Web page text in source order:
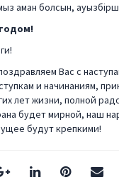
аман болсын,
Вас с
и начинаниям,
лет жизни, полной
будет мирной, наш
будут крепкими!